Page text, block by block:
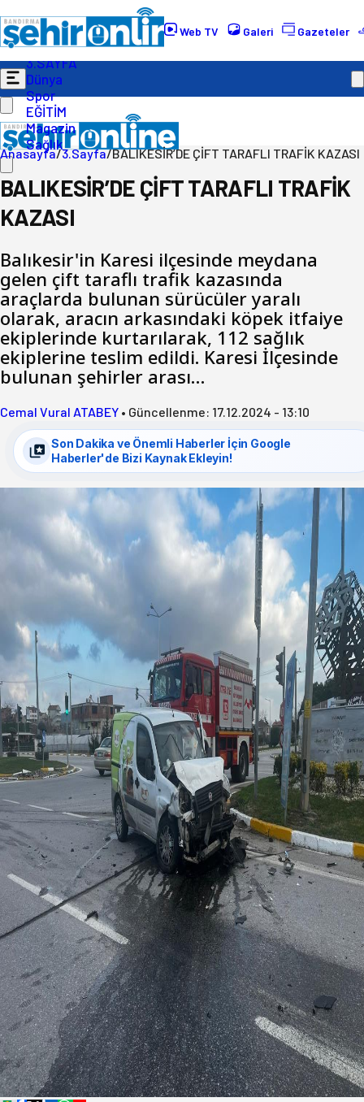
Web TV Galeri Gazeteler
Gündem
Ekonomi
Politika
3.SAYFA
Dünya
Spor
EĞİTİM
Magazin
Sağlık
Anasayfa/3.Sayfa/BALIKESİR’DE ÇİFT TARAFLI TRAFİK KAZASI
BALIKESİR’DE ÇİFT TARAFLI TRAFİK
KAZASI
Balıkesir'in Karesi ilçesinde meydana
gelen çift taraflı trafik kazasında
araçlarda bulunan sürücüler yaralı
olarak, aracın arkasındaki köpek itfaiye
ekiplerinde kurtarılarak, 112 sağlık
ekiplerine teslim edildi. Karesi İlçesinde
bulunan şehirler arası…
Cemal Vural ATABEY • Güncellenme: 17.12.2024 - 13:10
Son Dakika ve Önemli Haberler İçin Google
Haberler'de Bizi Kaynak Ekleyin!